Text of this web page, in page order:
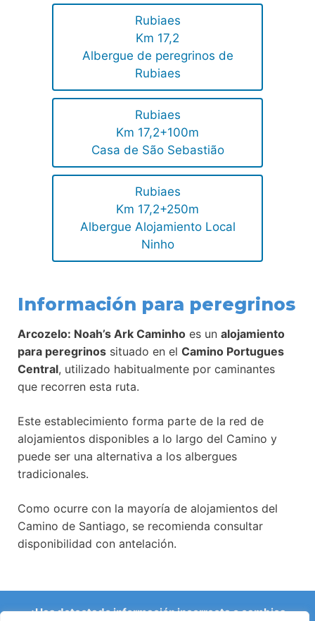
Rubiaes
Km 17,2
Albergue de peregrinos de
Rubiaes
Rubiaes
Km 17,2+100m
Casa de São Sebastião
Rubiaes
Km 17,2+250m
Albergue Alojamiento Local
Ninho
Información para peregrinos
Arcozelo: Noah’s Ark Caminho es un alojamiento
para peregrinos situado en el Camino Portugues
Central, utilizado habitualmente por caminantes
que recorren esta ruta.
Este establecimiento forma parte de la red de
alojamientos disponibles a lo largo del Camino y
puede ser una alternativa a los albergues
tradicionales.
Como ocurre con la mayoría de alojamientos del
Camino de Santiago, se recomienda consultar
disponibilidad con antelación.
¿Has detectado información incorrecta o cambios